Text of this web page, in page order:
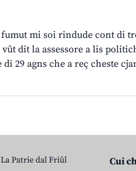
mi soi rindude cont di
vût dit la assessore a lis
di 29 agns che a reç cheste
Patrie dal Friûl
Cui